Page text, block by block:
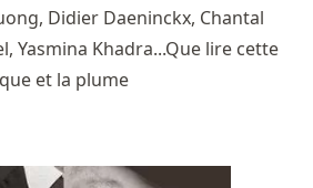
Didier Daeninckx, Chantal
Yasmina Khadra...Que lire cette
et la plume